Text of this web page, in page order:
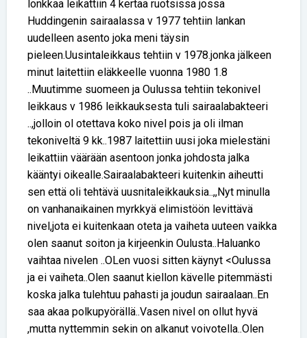
lonkkaa leikattiin 4 kertaa ruotsissa jossa
Huddingenin sairaalassa v 1977 tehtiin lankan
uudelleen asento joka meni täysin
pieleen.Uusintaleikkaus tehtiin v 1978.jonka jälkeen
minut laitettiin eläkkeelle vuonna 1980 1.8
..Muutimme suomeen ja Oulussa tehtiin tekonivel
leikkaus v 1986 leikkauksesta tuli sairaalabakteeri
..,jolloin ol otettava koko nivel pois ja oli ilman
tekoniveltä 9 kk..1987 laitettiin uusi joka mielestäni
leikattiin väärään asentoon jonka johdosta jalka
kääntyi oikealle.Sairaalabakteeri kuitenkin aiheutti
sen että oli tehtävä uusnitaleikkauksia..,,Nyt minulla
on vanhanaikainen myrkkyä elimistöön levittävä
nivel,jota ei kuitenkaan oteta ja vaiheta uuteen vaikka
olen saanut soiton ja kirjeenkin Oulusta..Haluanko
vaihtaa nivelen ..OLen vuosi sitten käynyt <Oulussa
ja ei vaiheta..Olen saanut kiellon kävelle pitemmästi
koska jalka tulehtuu pahasti ja joudun sairaalaan..En
saa akaa polkupyörällä..Vasen nivel on ollut hyvä
,mutta nyttemmin sekin on alkanut voivotella..Olen